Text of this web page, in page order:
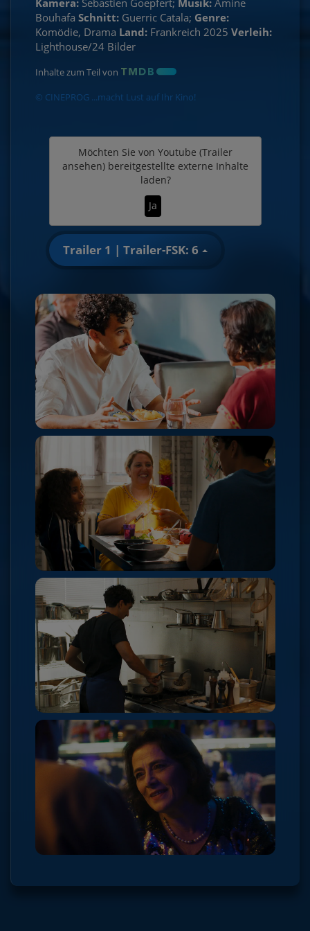
Bouhafa Schnitt: Guerric Catala; Genre:
Komödie, Drama Land: Frankreich 2025 Verleih:
Lighthouse/24 Bilder
Inhalte zum Teil von
© CINEPROG ...macht Lust auf Ihr Kino!
Möchten Sie von Youtube (Trailer
ansehen) bereitgestellte externe Inhalte
laden?
Ja
Trailer 1 | Trailer-FSK: 6